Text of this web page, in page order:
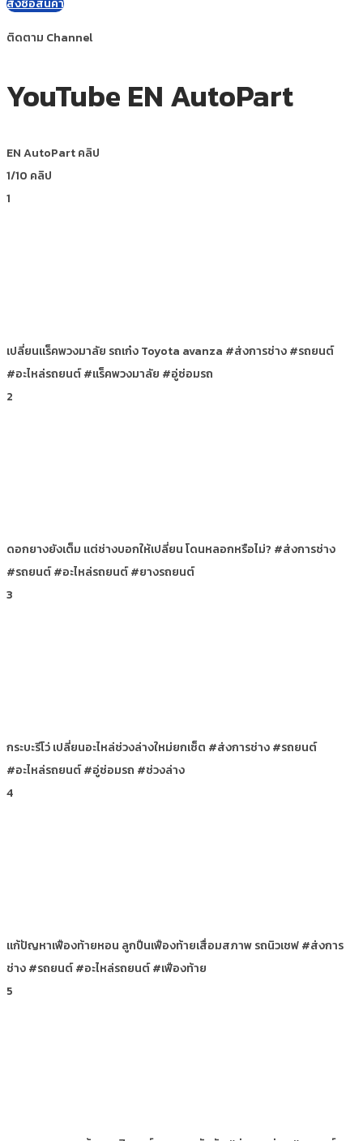
สั่งซื้อสินค้า
ติดตาม Channel
YouTube EN AutoPart
EN AutoPart คลิป
1/10 คลิป
1
เปลี่ยนแร็คพวงมาลัย รถเก๋ง Toyota avanza #ส่งการช่าง #รถยนต์
#อะไหล่รถยนต์ #แร็คพวงมาลัย #อู่ซ่อมรถ
2
ดอกยางยังเต็ม แต่ช่างบอกให้เปลี่ยน โดนหลอกหรือไม่? #ส่งการช่าง
#รถยนต์ #อะไหล่รถยนต์ #ยางรถยนต์
3
กระบะรีโว่ เปลี่ยนอะไหล่ช่วงล่างใหม่ยกเซ็ต #ส่งการช่าง #รถยนต์
#อะไหล่รถยนต์ #อู่ซ่อมรถ #ช่วงล่าง
4
แก้ปัญหาเฟืองท้ายหอน ลูกปืนเฟืองท้ายเสื่อมสภาพ รถนิวเชฟ #ส่งการ
ช่าง #รถยนต์ #อะไหล่รถยนต์ #เฟืองท้าย
5